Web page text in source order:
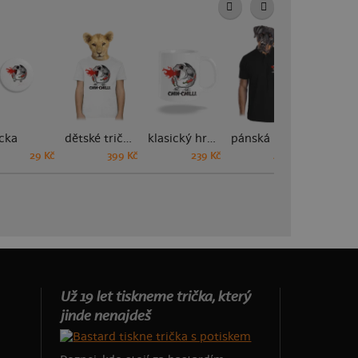
29 Kč
dětské tričko
399 Kč
klasický hrnek
239 Kč 449 Kč
Už 19 let tiskneme trička, který
jinde nenajdeš